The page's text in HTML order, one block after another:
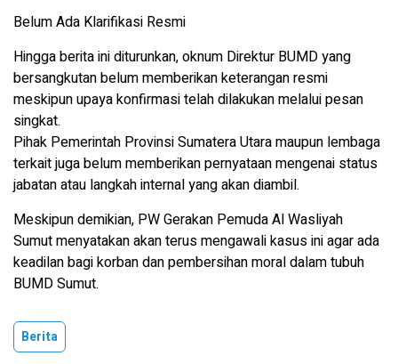
Belum Ada Klarifikasi Resmi
Hingga berita ini diturunkan, oknum Direktur BUMD yang
bersangkutan belum memberikan keterangan resmi
meskipun upaya konfirmasi telah dilakukan melalui pesan
singkat.
​Pihak Pemerintah Provinsi Sumatera Utara maupun lembaga
terkait juga belum memberikan pernyataan mengenai status
jabatan atau langkah internal yang akan diambil.
Meskipun demikian, PW Gerakan Pemuda Al Wasliyah
Sumut menyatakan akan terus mengawali kasus ini agar ada
keadilan bagi korban dan pembersihan moral dalam tubuh
BUMD Sumut.
Berita